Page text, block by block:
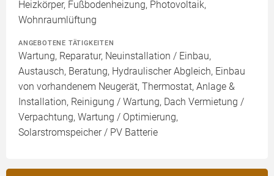
Heizkörper, Fußbodenheizung, Photovoltaik,
Wohnraumlüftung
ANGEBOTENE TÄTIGKEITEN
Wartung, Reparatur, Neuinstallation / Einbau,
Austausch, Beratung, Hydraulischer Abgleich, Einbau
von vorhandenem Neugerät, Thermostat, Anlage &
Installation, Reinigung / Wartung, Dach Vermietung /
Verpachtung, Wartung / Optimierung,
Solarstromspeicher / PV Batterie